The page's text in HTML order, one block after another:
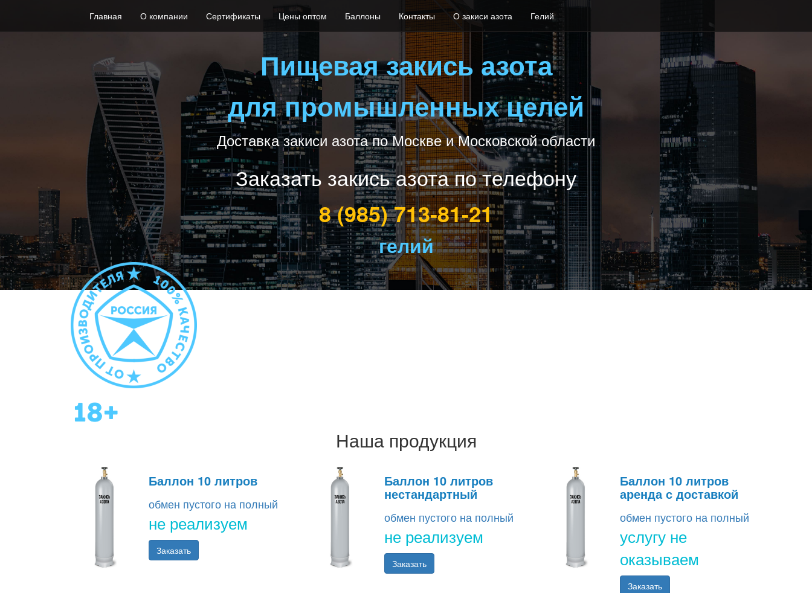
Главная О компании Сертификаты Цены оптом Баллоны Контакты О закиси азота Гелий
Пищевая закись азота
для промышленных целей
Доставка закиси азота по Москве и Московской области
Заказать закись азота по телефону
8 (985) 713-81-21
гелий
Наша продукция
Баллон 10 литров
обмен пустого на полный
не реализуем
Заказать
Баллон 10 литров
нестандартный
обмен пустого на полный
не реализуем
Заказать
Баллон 10 литров
аренда с доставкой
обмен пустого на полный
услугу не
оказываем
Заказать